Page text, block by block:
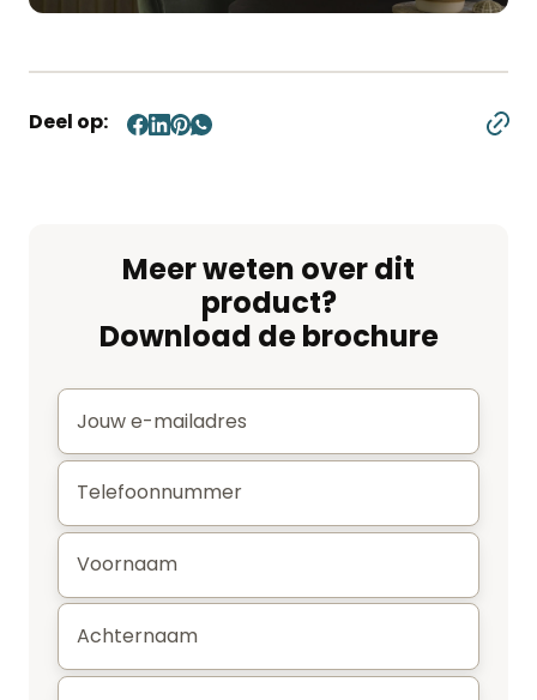
Deel op:
DeelDeelDeel
Deel
Meer weten over dit
product?
Download de brochure
E-
mail*
Telefoonnummer
Voornaam
Achternaam
Plaats